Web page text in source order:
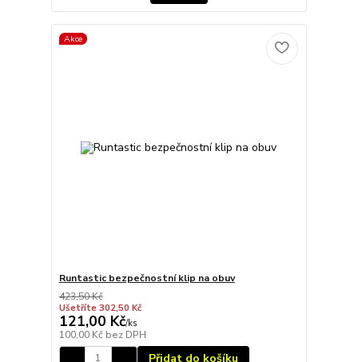
Akce
Runtastic bezpečnostní klip na obuv
423,50 Kč
Ušetříte 302,50 Kč
121,00 Kč/ks
100,00 Kč bez DPH
Přidat do košíku